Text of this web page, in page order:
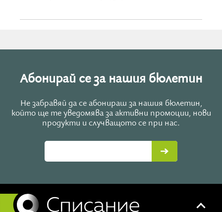
Абонирай се за нашия бюлетин
Не забравяй да се абонираш за нашия бюлетин,
който ще те уведомява за активни промоции, нови
продукти и случващото се при нас.